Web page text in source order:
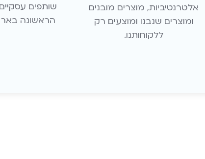
אלטרנטיביות, מוצרים מובנים
ומוצרים שנבנו ומוצעים רק
ללקוחותנו.
שותפים
הראשונה